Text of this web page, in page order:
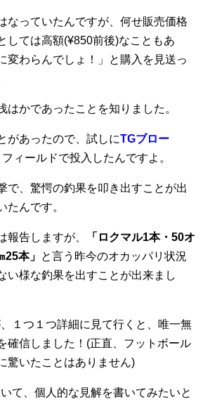
なっていたんですが、何せ販売価格
しては高額(¥850前後)なこともあ
変わらんでしょ！」と購入を見送っ
はかであったことを知りました。
があったので、試しにTGブロー
ィールドで投入したんですよ。
で、驚愕の釣果を叩き出すことが出
たんです。
報告しますが、
「ロクマル1本・50オ
本」 と言う昨今のオカッパリ状況
い様な釣果を出すことが出来まし
１つ１つ詳細に見て行くと、唯一無
確信しました！(正直、フットボール
驚いたことはありません)
て、個人的な見解を書いてみたいと